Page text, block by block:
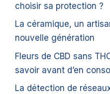
choisir sa protection ?
La céramique, un
nouvelle génération
Fleurs de CBD sans
savoir avant d’en
La détection de